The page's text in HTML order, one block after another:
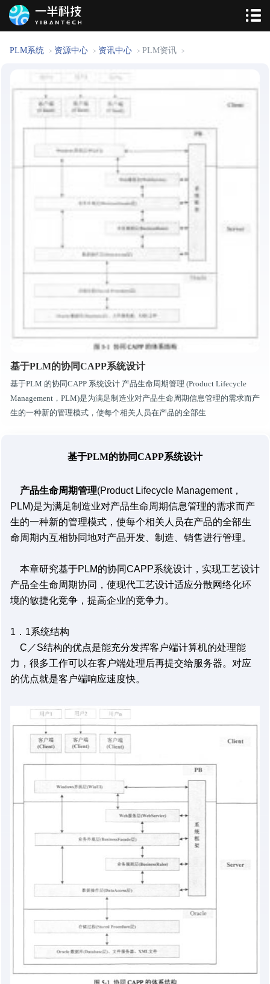
PLM系统 > 资源中心 > 资讯中心 > PLM资讯 >
基于PLM的协同CAPP系统设计
基于PLM 的协同CAPP 系统设计 产品生命周期管理 (Product Lifecycle
Management，PLM)是为满足制造业对产品生命周期信息管理的需求而产
生的一种新的管理模式，使每个相关人员在产品的全部生
基于PLM的协同CAPP系统设计
产品生命周期管理(Product Lifecycle Management，
PLM)是为满足制造业对产品生命周期信息管理的需求而产
生的一种新的管理模式，使每个相关人员在产品的全部生
命周期内互相协同地对产品开发、制造、销售进行管理。
本章研究基于PLM的协同CAPP系统设计，实现工艺设计
产品全生命周期协同，使现代工艺设计适应分散网络化环
境的敏捷化竞争，提高企业的竞争力。
1．1系统结构
C／S结构的优点是能充分发挥客户端计算机的处理能
力，很多工作可以在客户端处理后再提交给服务器。对应
的优点就是客户端响应速度快。